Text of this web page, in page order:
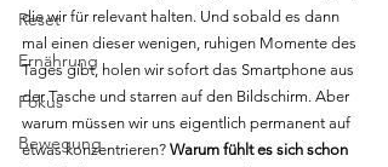
Reset
Ernährung
Fokus
Bewegung
die wir für relevant halten. Und sobald es dann
mal einen dieser wenigen, ruhigen Momente des
Tages gibt, holen wir sofort das Smartphone aus
der Tasche und starren auf den Bildschirm. Aber
warum müssen wir uns eigentlich permanent auf
etwas konzentrieren? Warum fühlt es sich schon